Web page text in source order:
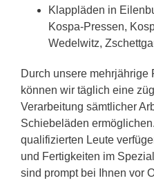
Klappläden in
Kospa-Pressen,
Wedelwitz,
Durch unsere mehrjährige
können wir täglich eine
Verarbeitung sämtlicher
Schiebeläden
qualifizierten Leute
und Fertigkeiten im
sind prompt bei Ihnen vor